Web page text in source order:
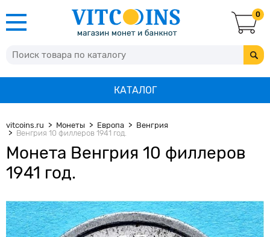
0
КАТАЛОГ
vitcoins.ru Монеты Европа
Венгрия
Венгрия 10 филлеров 1941 год.
Монета Венгрия 10 филлеров
1941 год.